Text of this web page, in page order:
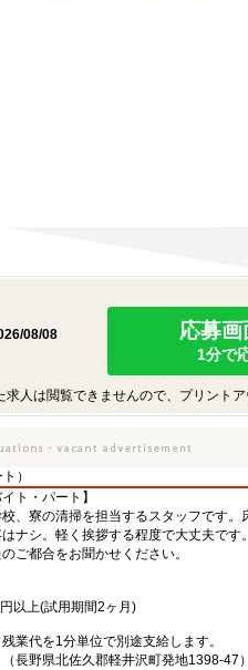
08/08
応募
1分で
人は閲覧できませんので、プリントア
）
ト・パート】
、寮の清掃を担当するスタッフです
ナシ。軽く挨拶する程度で大丈夫で
ご都合をお聞かせください。
以上(試用期間2ヶ月)
業代を1分単位で別途支給します。
長野県北佐久郡軽井沢町発地1398-47）